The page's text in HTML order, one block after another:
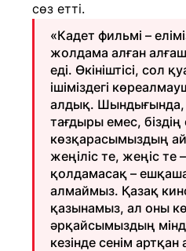
сөз етті.
«Кадет фильмі –
жолдама алған
еді. Өкініштісі, сол
ішіміздегі
алдық. Шындығында,
тағдыры емес, біздің
көзқарасымыздың
жеңіліс те, жеңіс те
қолдамасақ –
алмаймыз. Қазақ
қазынамыз, ал оны
әрқайсымыздың
кезінде сенім